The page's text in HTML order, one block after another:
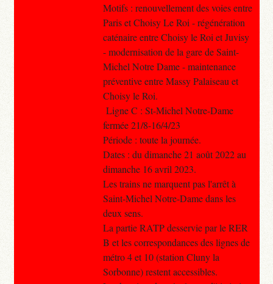
Motifs : renouvellement des voies entre
Paris et Choisy Le Roi - régénération
caténaire entre Choisy le Roi et Juvisy
- modernisation de la gare de Saint-
Michel Notre Dame - maintenance
préventive entre Massy Palaiseau et
Choisy le Roi.
Ligne C : St-Michel Notre-Dame
fermée 21/8-16/4/23
Période : toute la journée.
Dates : du dimanche 21 août 2022 au
dimanche 16 avril 2023.
Les trains ne marquent pas l'arrêt à
Saint-Michel Notre-Dame dans les
deux sens.
La partie RATP desservie par le RER
B et les correspondances des lignes de
métro 4 et 10 (station Cluny la
Sorbonne) restent accessibles.